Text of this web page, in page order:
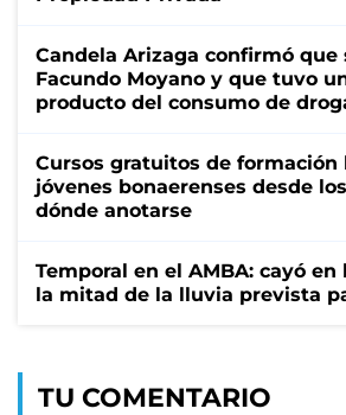
Candela Arizaga confirmó que
Facundo Moyano y que tuvo
producto del consumo de
Cursos gratuitos de formación
jóvenes bonaerenses desde
dónde anotarse
Temporal en el AMBA: cayó en
la mitad de la lluvia prevista
TU COMENTARIO